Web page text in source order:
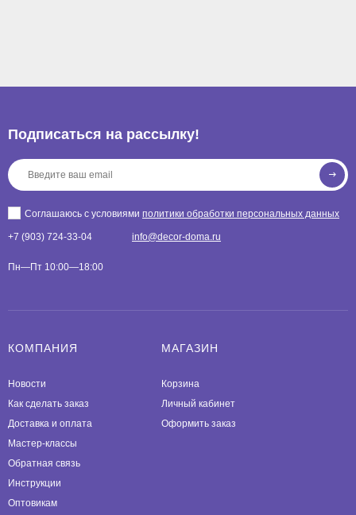
Подписаться на рассылкy!
Соглашаюсь с условиями политики обработки персональных данных
+7 (903) 724-33-04 info@decor-doma.ru
Пн—Пт 10:00—18:00
КОМПАНИЯ
Новости
Как сделать заказ
Доставка и оплата
Мастер-классы
Обратная связь
Инструкции
Оптовикам
МАГАЗИН
Корзина
Личный кабинет
Оформить заказ